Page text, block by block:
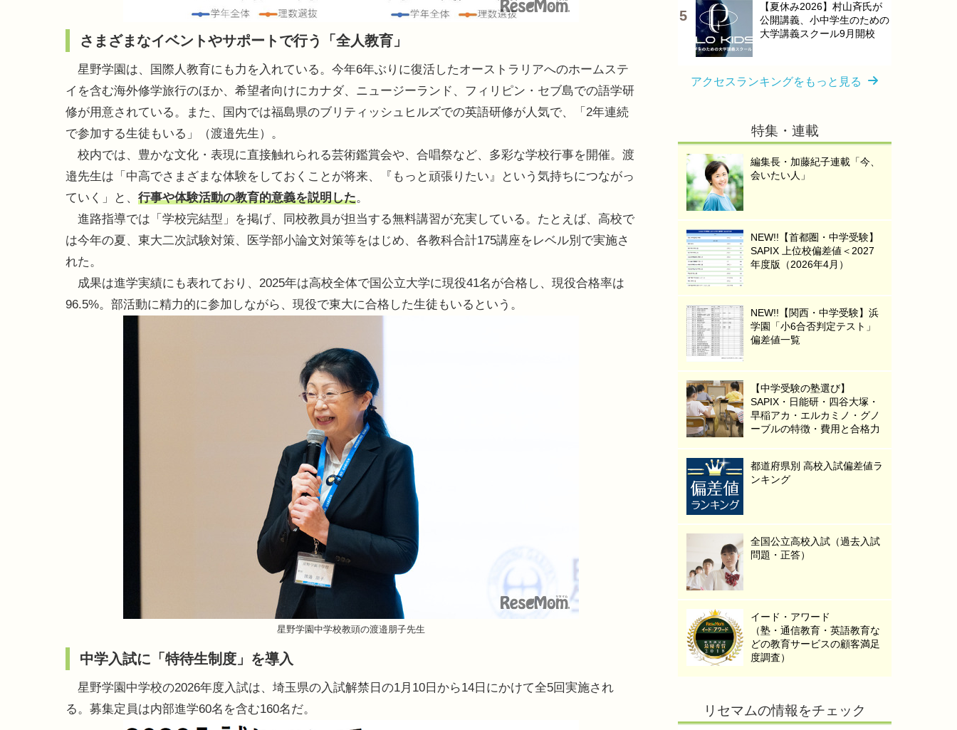
さまざまなイベントやサポートで行う「全人教育」
星野学園は、国際人教育にも力を入れている。今年6年ぶりに復活したオーストラリアへのホームステ
イを含む海外修学旅行のほか、希望者向けにカナダ、ニュージーランド、フィリピン・セブ島での語学研
修が用意されている。また、国内では福島県のブリティッシュヒルズでの英語研修が人気で、「2年連続
で参加する生徒もいる」（渡邉先生）。
校内では、豊かな文化・表現に直接触れられる芸術鑑賞会や、合唱祭など、多彩な学校行事を開催。渡
邉先生は「中高でさまざまな体験をしておくことが将来、『もっと頑張りたい』という気持ちにつながっ
ていく」と、 行事や体験活動の教育的意義を説明した。
進路指導では「学校完結型」を掲げ、同校教員が担当する無料講習が充実している。たとえば、高校で
は今年の夏、東大二次試験対策、医学部小論文対策等をはじめ、各教科合計175講座をレベル別で実施さ
れた。
成果は進学実績にも表れており、2025年は高校全体で国公立大学に現役41名が合格し、現役合格率は
96.5%。部活動に精力的に参加しながら、現役で東大に合格した生徒もいるという。
星野学園中学校教頭の渡邉朋子先生
中学入試に「特待生制度」を導入
星野学園中学校の2026年度入試は、埼玉県の入試解禁日の1月10日から14日にかけて全5回実施され
る。募集定員は内部進学60名を含む160名だ。
【夏休み2026】村山斉氏が
公開講義、小中学生のための
大学講義スクール9月開校
アクセスランキングをもっと見る
特集・連載
編集長・加藤紀子連載「今、
会いたい人」
NEW!!【首都圏・中学受験】
SAPIX 上位校偏差値＜2027
年度版（2026年4月）
NEW!!【関西・中学受験】浜
学園「小6合否判定テスト」
偏差値一覧
【中学受験の塾選び】
SAPIX・日能研・四谷大塚・
早稲アカ・エルカミノ・グノ
ーブルの特徴・費用と合格力
都道府県別 高校入試偏差値ラ
ンキング
全国公立高校入試（過去入試
問題・正答）
イード・アワード
（塾・通信教育・英語教育な
どの教育サービスの顧客満足
度調査）
リセマムの情報をチェック